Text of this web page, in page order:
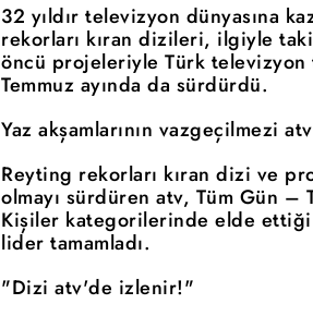
32 yıldır televizyon dünyasına
rekorları kıran dizileri, ilgiyle
öncü projeleriyle Türk televizyon
Temmuz ayında da sürdürdü.
Yaz akşamlarının vazgeçilmezi
Reyting rekorları kıran dizi ve
olmayı sürdüren atv, Tüm Gün –
Kişiler kategorilerinde elde ettiği
lider tamamladı.
"Dizi atv'de izlenir!"